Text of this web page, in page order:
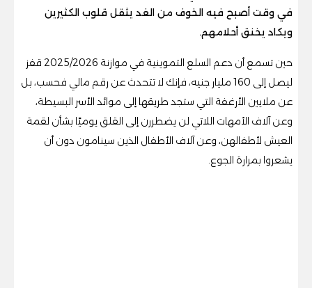
في وقت أصبح فيه الخوف من الغد يثقل قلوب الكثيرين
ويكاد يخنق أحلامهم.
حين تسمع أن دعم السلع التموينية في موازنة 2025/2026 قفز
ليصل إلى 160 مليار جنيه، فإنك لا تتحدث عن رقم مالي فحسب، بل
عن ملايين الأرغفة التي ستجد طريقها إلى موائد الأسر البسيطة،
وعن آلاف الأمهات اللاتي لن يضطررن إلى القلق يوميًا بشأن لقمة
العيش لأطفالهن، وعن آلاف الأطفال الذين سينامون دون أن
يشعروا بمرارة الجوع.